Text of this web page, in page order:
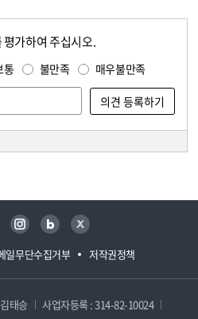
가하여 주십시오.
통 불만족 매우불만족
일무단수집거부 저작권정책
인스타그램 블로그 트위터
태승
사업자등록 : 314-82-10024